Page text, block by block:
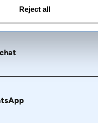
Reject all
Sie uns an